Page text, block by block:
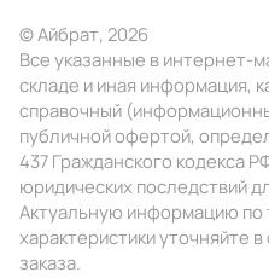
© Айбрат, 2026
Все указанные в интернет-
складе и иная информация,
справочный
публичной офертой,
437 Гражданского кодекса
юридических последствий
Актуальную информацию по
характеристики уточняйте
заказа.